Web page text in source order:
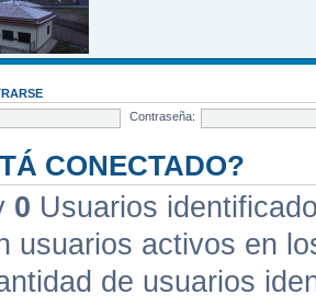
Contraseña:
CONECTADO?
0 Usuarios
usuarios activos en
de usuarios